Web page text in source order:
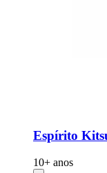
Espírito
10+ anos